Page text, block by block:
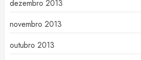
dezembro 2013
novembro 2013
outubro 2013